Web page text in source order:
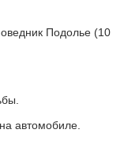
Подолье (10
автомобиле.